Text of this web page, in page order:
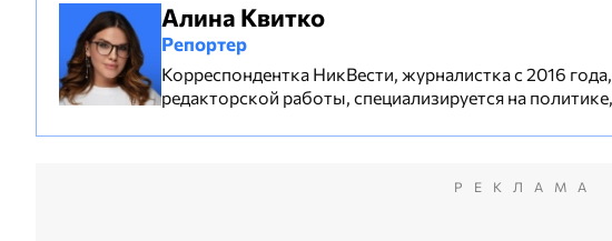
Алина Квитко
Репортер
Корреспондентка НикВести, журналистка с 2016
редакторской работы, специализируется на
РЕКЛАМА